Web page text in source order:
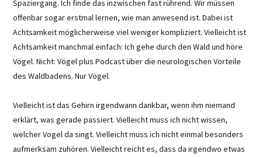
Spaziergang. Ich finde das inzwischen fast rührend. Wir müssen
offenbar sogar erstmal lernen, wie man anwesend ist. Dabei ist
Achtsamkeit möglicherweise viel weniger kompliziert. Vielleicht ist
Achtsamkeit manchmal einfach: Ich gehe durch den Wald und höre
Vögel. Nicht: Vögel plus Podcast über die neurologischen Vorteile
des Waldbadens. Nur Vögel.
Vielleicht ist das Gehirn irgendwann dankbar, wenn ihm niemand
erklärt, was gerade passiert. Vielleicht muss ich nicht wissen,
welcher Vogel da singt. Vielleicht muss ich nicht einmal besonders
aufmerksam zuhören. Vielleicht reicht es, dass da irgendwo etwas